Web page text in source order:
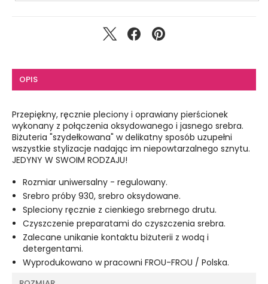
OPIS
Przepiękny, ręcznie pleciony i oprawiany pierścionek
wykonany z połączenia oksydowanego i jasnego srebra.
Biżuteria "szydełkowana" w delikatny sposób uzupełni
wszystkie stylizacje nadając im niepowtarzalnego sznytu.
JEDYNY W SWOIM RODZAJU!
Rozmiar uniwersalny - regulowany.
Srebro próby 930, srebro oksydowane.
Spleciony ręcznie z cienkiego srebrnego drutu.
Czyszczenie preparatami do czyszczenia srebra.
Zalecane unikanie kontaktu biżuterii z wodą i
detergentami.
Wyprodukowano w pracowni FROU-FROU / Polska.